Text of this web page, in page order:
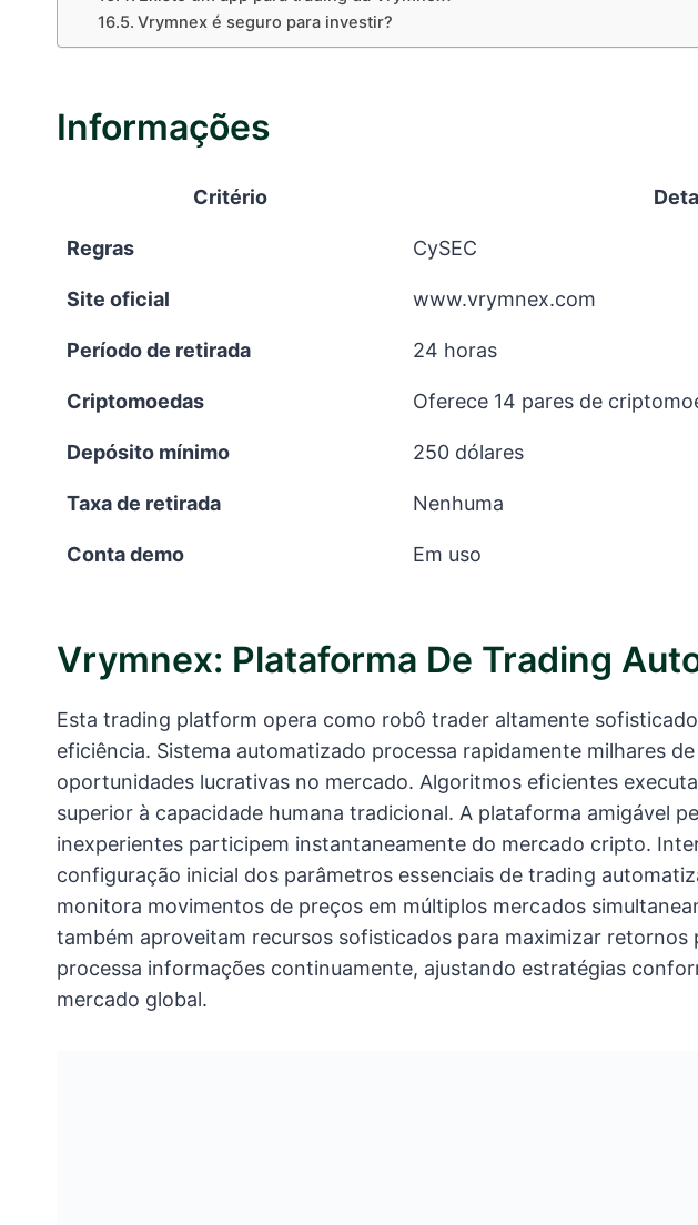
Vrymnex é seguro para investir?
Informações
Critério
Regras CySEC
Site oficial www.vrymnex.com
Período de retirada 24 horas
Criptomoedas Oferece 14 pares de
Depósito mínimo 250 dólares
Taxa de retirada Nenhuma
Conta demo Em uso
Vrymnex: Plataforma De Trading
Esta trading platform opera como robô trader altamente
eficiência. Sistema automatizado processa rapidamente milhares
oportunidades lucrativas no mercado. Algoritmos eficientes
superior à capacidade humana tradicional. A plataforma amigável
inexperientes participem instantaneamente do mercado cripto.
configuração inicial dos parâmetros essenciais de trading
monitora movimentos de preços em múltiplos mercados
também aproveitam recursos sofisticados para maximizar retornos
processa informações continuamente, ajustando estratégias
mercado global.